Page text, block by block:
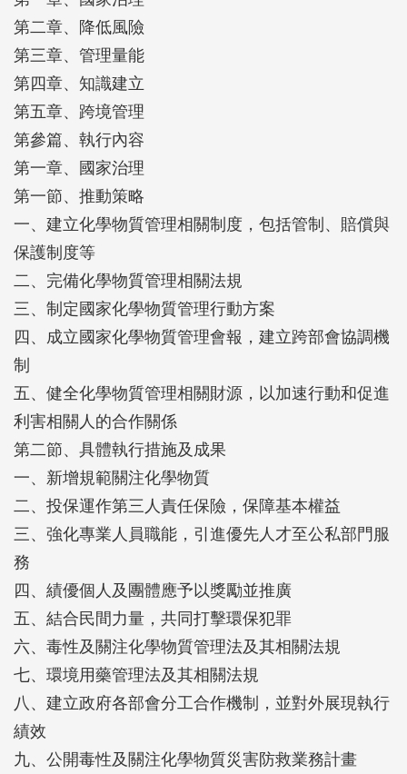
第二章、降低風險
第三章、管理量能
第四章、知識建立
第五章、跨境管理
第參篇、執行內容
第一章、國家治理
第一節、推動策略
一、建立化學物質管理相關制度，包括管制、賠償與
保護制度等
二、完備化學物質管理相關法規
三、制定國家化學物質管理行動方案
四、成立國家化學物質管理會報，建立跨部會協調機
制
五、健全化學物質管理相關財源，以加速行動和促進
利害相關人的合作關係
第二節、具體執行措施及成果
一、新增規範關注化學物質
二、投保運作第三人責任保險，保障基本權益
三、強化專業人員職能，引進優先人才至公私部門服
務
四、績優個人及團體應予以獎勵並推廣
五、結合民間力量，共同打擊環保犯罪
六、毒性及關注化學物質管理法及其相關法規
七、環境用藥管理法及其相關法規
八、建立政府各部會分工合作機制，並對外展現執行
績效
九、公開毒性及關注化學物質災害防救業務計畫